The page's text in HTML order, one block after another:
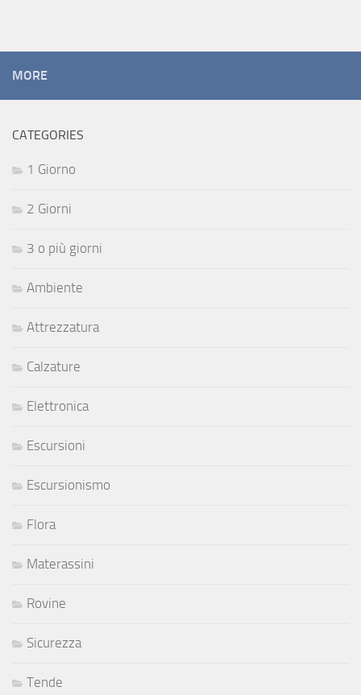
MORE
CATEGORIES
1 Giorno
2 Giorni
3 o più giorni
Ambiente
Attrezzatura
Calzature
Elettronica
Escursioni
Escursionismo
Flora
Materassini
Rovine
Sicurezza
Tende